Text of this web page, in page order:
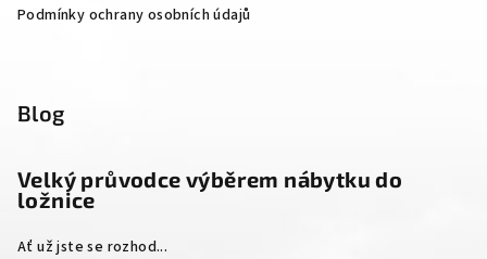
Podmínky ochrany osobních údajů
Blog
Velký průvodce výběrem nábytku do
ložnice
Ať už jste se rozhod...